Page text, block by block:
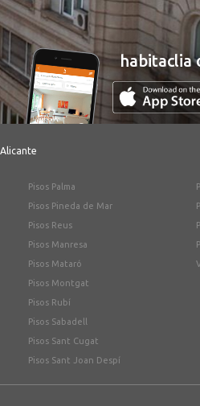
habitaclia
Alicante
Pisos Palma
Pisos Pineda de Mar
Pisos Reus
Pisos Manresa
Pisos Mataró
Pisos Montgat
Pisos Rubí
Pisos Sabadell
Pisos Sant Cugat
Pisos Sant Joan Despí